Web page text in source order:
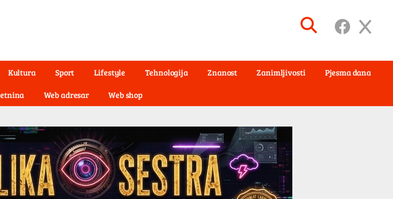
Kultura Sport Lifestyle Tehnologija Znanost Zanimljivosti Pjesma dana
Web adresar Web shop